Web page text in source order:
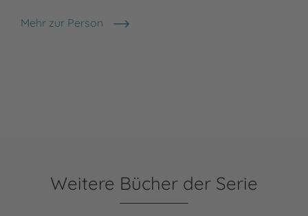
Mehr zur Person
Christine Henkel
Weitere Bücher der Serie